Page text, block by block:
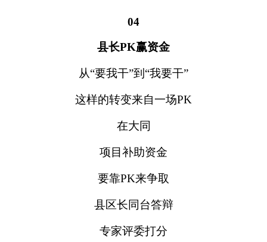
04
县长PK赢资金
从“要我干”到“我要干”
这样的转变来自一场PK
在大同
项目补助资金
要靠PK来争取
县区长同台答辩
专家评委打分